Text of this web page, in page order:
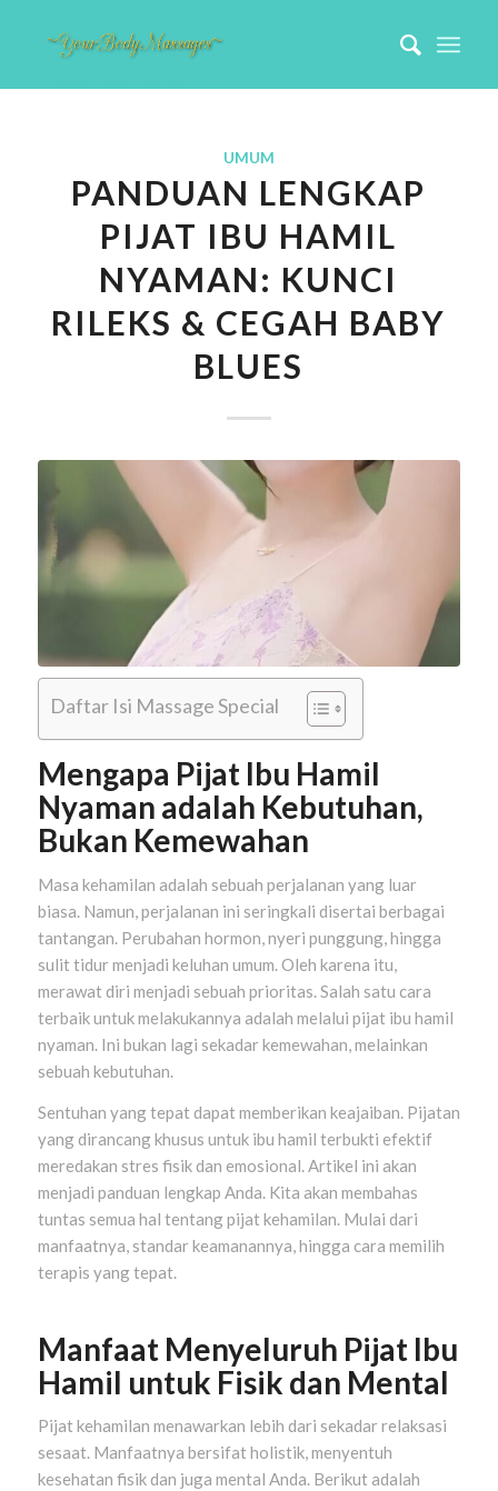
UMUM
PANDUAN LENGKAP
PIJAT IBU HAMIL
NYAMAN: KUNCI
RILEKS & CEGAH BABY
BLUES
Daftar Isi Massage Special
Mengapa Pijat Ibu Hamil
Nyaman adalah Kebutuhan,
Bukan Kemewahan
Masa kehamilan adalah sebuah perjalanan yang luar
biasa. Namun, perjalanan ini seringkali disertai berbagai
tantangan. Perubahan hormon, nyeri punggung, hingga
sulit tidur menjadi keluhan umum. Oleh karena itu,
merawat diri menjadi sebuah prioritas. Salah satu cara
terbaik untuk melakukannya adalah melalui pijat ibu hamil
nyaman. Ini bukan lagi sekadar kemewahan, melainkan
sebuah kebutuhan.
Sentuhan yang tepat dapat memberikan keajaiban. Pijatan
yang dirancang khusus untuk ibu hamil terbukti efektif
meredakan stres fisik dan emosional. Artikel ini akan
menjadi panduan lengkap Anda. Kita akan membahas
tuntas semua hal tentang pijat kehamilan. Mulai dari
manfaatnya, standar keamanannya, hingga cara memilih
terapis yang tepat.
Manfaat Menyeluruh Pijat Ibu
Hamil untuk Fisik dan Mental
Pijat kehamilan menawarkan lebih dari sekadar relaksasi
sesaat. Manfaatnya bersifat holistik, menyentuh
kesehatan fisik dan juga mental Anda. Berikut adalah